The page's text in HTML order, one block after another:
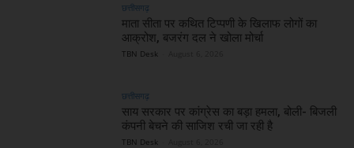
छत्तीसगढ़
माता सीता पर कथित टिप्पणी के खिलाफ लोगों का
आक्रोश, बजरंग दल ने खोला मोर्चा
TBN Desk
छत्तीसगढ़
साय सरकार पर कांग्रेस का बड़ा हमला, बोली- बिजली
कंपनी बेचने की साजिश रची जा रही है
TBN Desk